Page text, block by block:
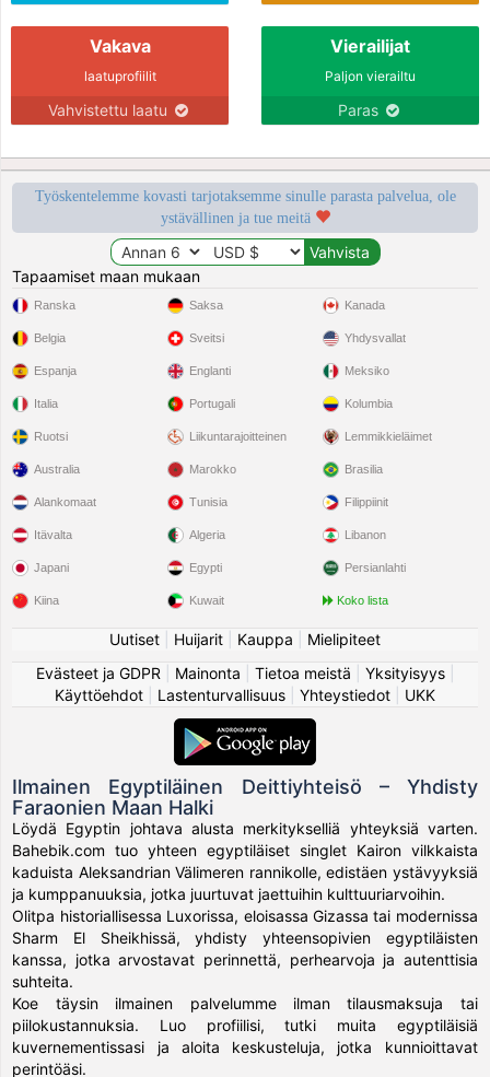
Vakava
laatuprofiilit
Vahvistettu laatu
Vierailijat
Paljon vierailtu
Paras
Työskentelemme kovasti tarjotaksemme sinulle parasta palvelua, ole
ystävällinen ja tue meitä
Tapaamiset maan mukaan
Ranska
Belgia
Espanja
Italia
Ruotsi
Saksa
Sveitsi
Englanti
Portugali
Liikuntarajoitteinen
Kanada
Yhdysvallat
Meksiko
Kolumbia
Lemmikkieläimet
Australia
Alankomaat
Itävalta
Japani
Kiina
Marokko
Tunisia
Algeria
Egypti
Kuwait
Brasilia
Filippiinit
Libanon
Persianlahti
Koko lista
Uutiset Huijarit Kauppa
Mielipiteet
Evästeet ja GDPR
Mainonta Tietoa meistä Yksityisyys|
Käyttöehdot
Lastenturvallisuus Yhteystiedot UKK
Ilmainen Egyptiläinen Deittiyhteisö – Yhdisty
Faraonien Maan Halki
Löydä Egyptin johtava alusta merkitykselliä yhteyksiä varten.
Bahebik.com tuo yhteen egyptiläiset singlet Kairon vilkkaista
kaduista Aleksandrian Välimeren rannikolle, edistäen ystävyyksiä
ja kumppanuuksia, jotka juurtuvat jaettuihin kulttuuriarvoihin.
Olitpa historiallisessa Luxorissa, eloisassa Gizassa tai modernissa
Sharm El Sheikhissä, yhdisty yhteensopivien egyptiläisten
kanssa, jotka arvostavat perinnettä, perhearvoja ja autenttisia
suhteita.
Koe täysin ilmainen palvelumme ilman tilausmaksuja tai
piilokustannuksia. Luo profiilisi, tutki muita egyptiläisiä
kuvernementissasi ja aloita keskusteluja, jotka kunnioittavat
perintöäsi.